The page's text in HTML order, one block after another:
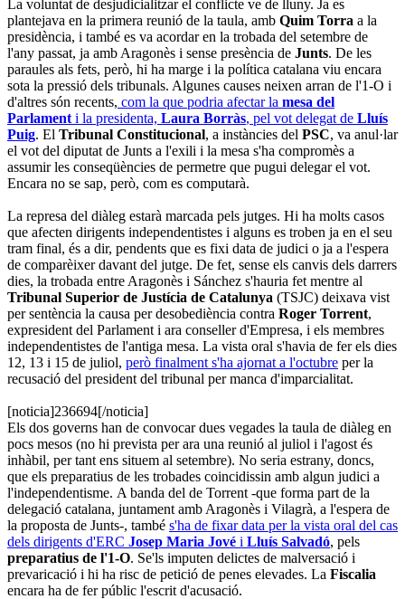
La voluntat de desjudicialitzar el conflicte ve de lluny. Ja es
plantejava en la primera reunió de la taula, amb Quim Torra a la
presidència, i també es va acordar en la trobada del setembre de
l'any passat, ja amb Aragonès i sense presència de Junts. De les
paraules als fets, però, hi ha marge i la política catalana viu encara
sota la pressió dels tribunals. Algunes causes neixen arran de l'1-O i
d'altres són recents, com la que podria afectar la mesa del
Parlament i la presidenta, Laura Borràs, pel vot delegat de Lluís
Puig. El Tribunal Constitucional, a instàncies del PSC, va anul·lar
el vot del diputat de Junts a l'exili i la mesa s'ha compromès a
assumir les conseqüències de permetre que pugui delegar el vot.
Encara no se sap, però, com es computarà.
La represa del diàleg estarà marcada pels jutges. Hi ha molts casos
que afecten dirigents independentistes i alguns es troben ja en el seu
tram final, és a dir, pendents que es fixi data de judici o ja a l'espera
de comparèixer davant del jutge. De fet, sense els canvis dels darrers
dies, la trobada entre Aragonès i Sánchez s'hauria fet mentre al
Tribunal Superior de Justícia de Catalunya (TSJC) deixava vist
per sentència la causa per desobediència contra Roger Torrent,
expresident del Parlament i ara conseller d'Empresa, i els membres
independentistes de l'antiga mesa. La vista oral s'havia de fer els dies
12, 13 i 15 de juliol, però finalment s'ha ajornat a l'octubre per la
recusació del president del tribunal per manca d'imparcialitat.
[noticia]236694[/noticia]
Els dos governs han de convocar dues vegades la taula de diàleg en
pocs mesos (no hi prevista per ara una reunió al juliol i l'agost és
inhàbil, per tant ens situem al setembre). No seria estrany, doncs,
que els preparatius de les trobades coincidissin amb algun judici a
l'independentisme. A banda del de Torrent -que forma part de la
delegació catalana, juntament amb Aragonès i Vilagrà, a l'espera de
la proposta de Junts-, també s'ha de fixar data per la vista oral del cas
dels dirigents d'ERC Josep Maria Jové i Lluís Salvadó, pels
preparatius de l'1-O. Se'ls imputen delictes de malversació i
prevaricació i hi ha risc de petició de penes elevades. La Fiscalia
encara ha de fer públic l'escrit d'acusació.